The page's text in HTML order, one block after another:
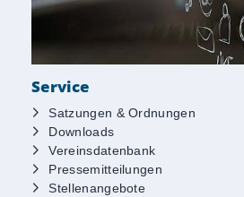
Service
Satzungen & Ordnungen
Downloads
Vereinsdatenbank
Pressemitteilungen
Stellenangebote